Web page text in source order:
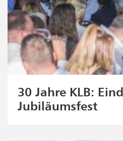
30 Jahre KLB:
Jubiläumsfest